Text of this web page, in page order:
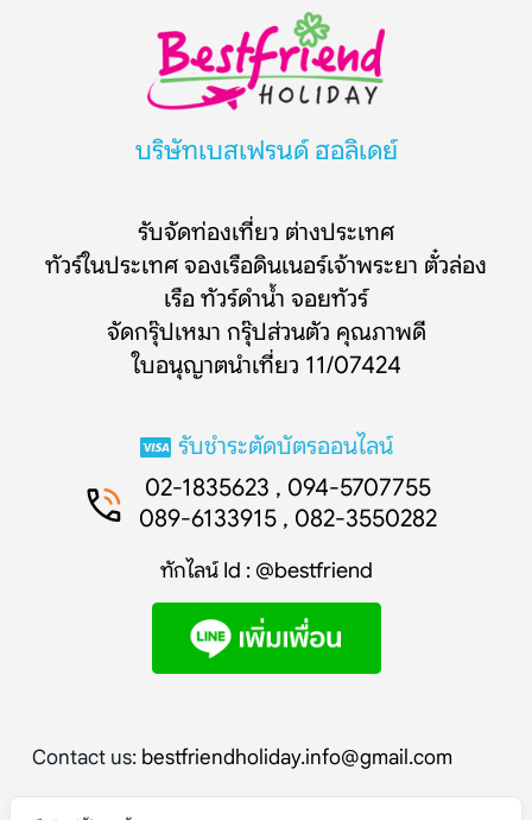
บริษัทเบสเฟรนด์ ฮอลิเดย์
รับจัดท่องเที่ยว ต่างประเทศ
ทัวร์ในประเทศ จองเรือดินเนอร์เจ้าพระยา ตั๋วล่อง
เรือ ทัวร์ดำน้ำ จอยทัวร์
จัดกรุ๊ปเหมา กรุ๊ปส่วนตัว คุณภาพดี
ใบอนุญาตนำเที่ยว 11/07424
รับชำระตัดบัตรออนไลน์
02-1835623 , 094-5707755
089-6133915 , 082-3550282
ทักไลน์ Id : @bestfriend
Contact us: bestfriendholiday.info@gmail.com